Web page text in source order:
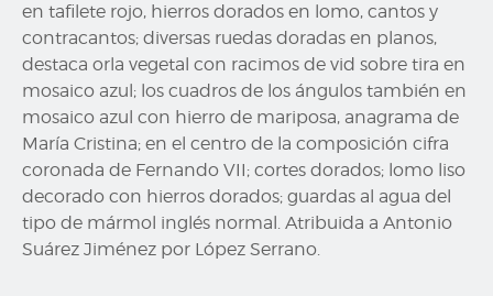
en tafilete rojo, hierros dorados en lomo, cantos y
contracantos; diversas ruedas doradas en planos,
destaca orla vegetal con racimos de vid sobre tira en
mosaico azul; los cuadros de los ángulos también en
mosaico azul con hierro de mariposa, anagrama de
María Cristina; en el centro de la composición cifra
coronada de Fernando VII; cortes dorados; lomo liso
decorado con hierros dorados; guardas al agua del
tipo de mármol inglés normal. Atribuida a Antonio
Suárez Jiménez por López Serrano.